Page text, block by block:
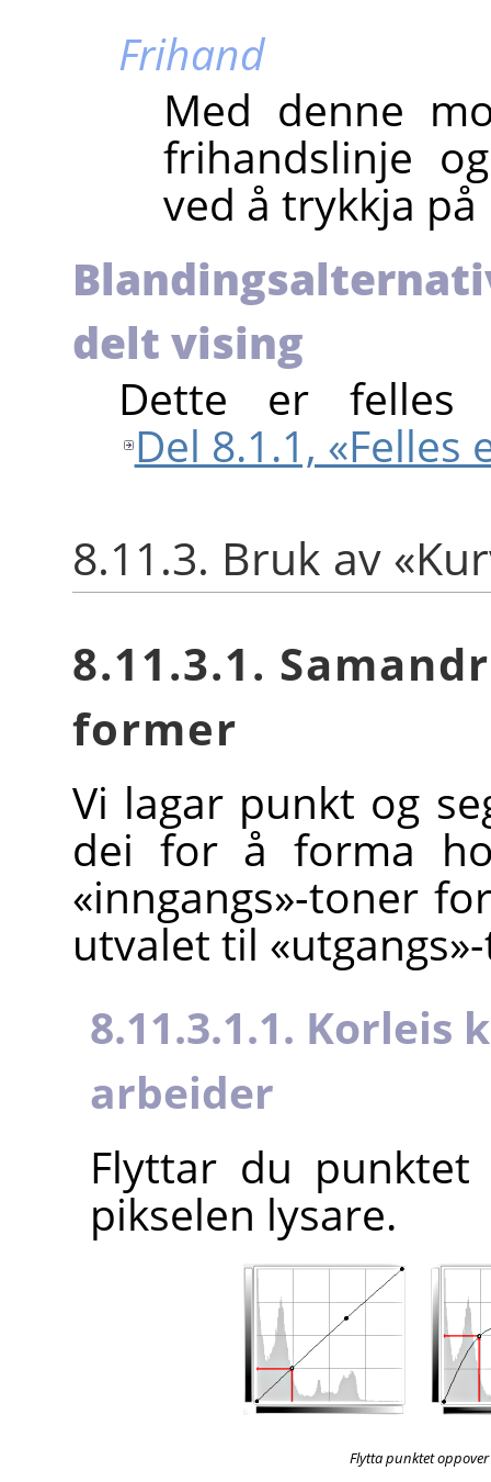
Frihand
Med denne
frihandslinje
ved å trykkja
delt vising
Dette er felles
Del 8.1.1,
8.11.3. Bruk av
8.11.3.1.
former
Vi lagar punkt og
dei for å forma
«inngangs»-toner
utvalet til
8.11.3.1.1.
arbeider
Flyttar du
pikselen lysare.
Flytta punktet oppover